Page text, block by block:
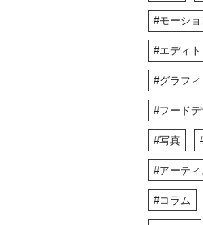
モーシ
エディ
グラフ
フード
写真
アーティ
コラム